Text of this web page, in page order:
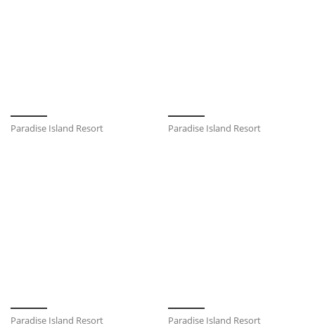
Paradise Island Resort Paradise Island Resort
Paradise Island Resort Paradise Island Resort